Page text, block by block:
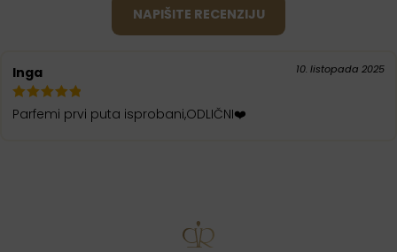
NAPIŠITE RECENZIJU
Inga 10. listopada 2025
Parfemi prvi puta isprobani,ODLIČNI❤️